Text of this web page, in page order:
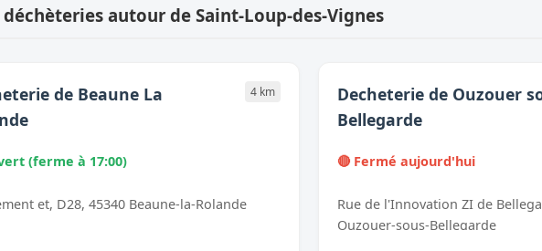
autour de Saint-Loup-des-Vignes
de Beaune La
4 km
(ferme à 17:00)
et, D28, 45340 Beaune-la-Rolande
Decheterie de Ouzouer
Bellegarde
🔴 Fermé aujourd'hui
Rue de l'Innovation ZI de
Ouzouer-sous-Bellegarde